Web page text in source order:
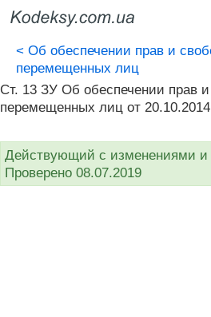
< Об обеспечении прав и
перемещенных лиц
Ст. 13 ЗУ Об обеспечении прав
перемещенных лиц от
Действующий с изменениями и
Проверено 08.07.2019